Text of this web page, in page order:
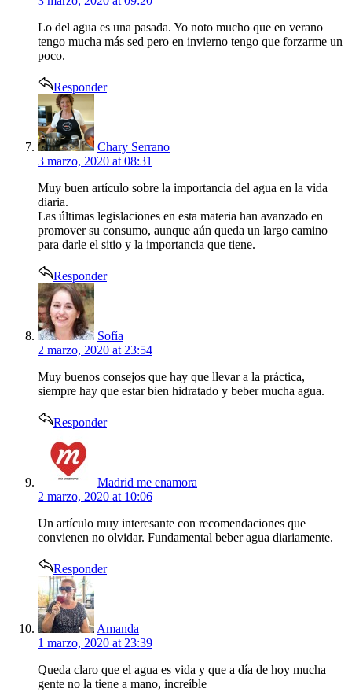
Lo del agua es una pasada. Yo noto mucho que en verano
tengo mucha más sed pero en invierno tengo que forzarme un
poco.
Responder
says:
Chary Serrano
3 marzo, 2020 at 08:31
Muy buen artículo sobre la importancia del agua en la vida
diaria.
Las últimas legislaciones en esta materia han avanzado en
promover su consumo, aunque aún queda un largo camino
para darle el sitio y la importancia que tiene.
Responder
says:
Sofía
2 marzo, 2020 at 23:54
Muy buenos consejos que hay que llevar a la práctica,
siempre hay que estar bien hidratado y beber mucha agua.
Responder
Madrid me enamora
2 marzo, 2020 at 10:06
Un artículo muy interesante con recomendaciones que
convienen no olvidar. Fundamental beber agua diariamente.
Responder
Amanda
1 marzo, 2020 at 23:39
Queda claro que el agua es vida y que a día de hoy mucha
gente no la tiene a mano, increíble